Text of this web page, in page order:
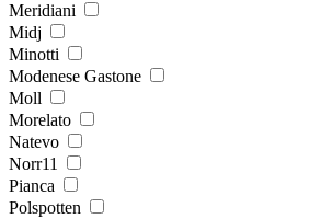
Meridiani
Midj
Minotti
Modenese Gastone
Moll
Morelato
Natevo
Norr11
Pianca
Polspotten